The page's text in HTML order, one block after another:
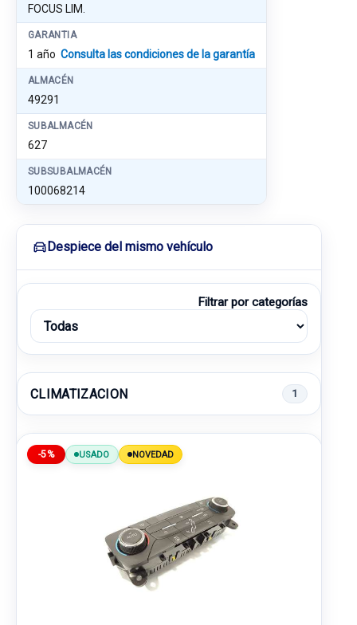
FOCUS LIM.
GARANTIA
1 año Consulta las condiciones de la garantía
ALMACÉN
49291
SUBALMACÉN
627
SUBSUBALMACÉN
100068214
Despiece del mismo vehículo
Filtrar por categorías
CLIMATIZACION 1
-5% USADO NOVEDAD